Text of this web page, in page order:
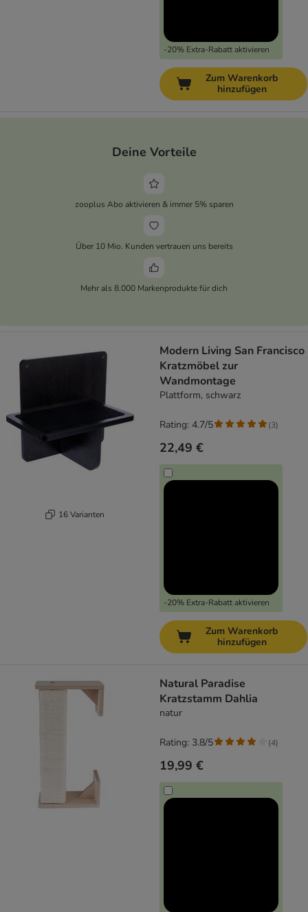
-20% Extra-Rabatt aktivieren
Zum Warenkorb
hinzufügen
Deine Vorteile
zooplus Abo aktivieren & immer 5% sparen
Über 10 Mio. Kunden vertrauen uns bereits
Mehr als 8.000 Markenprodukte für dich
16 Varianten
Modern Living San Francisco
Kratzmöbel zur
Wandmontage
Plattform, schwarz
22,49 €
-20% Extra-Rabatt aktivieren
Rating: 4.7/5 (3)
Zum Warenkorb
hinzufügen
Natural Paradise
Kratzstamm Dahlia
natur
19,99 €
Rating: 3.8/5 (4)